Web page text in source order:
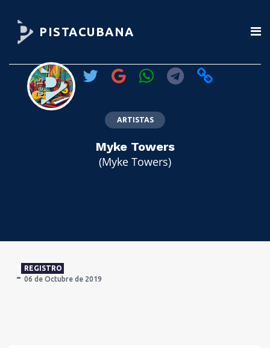
PISTACUBANA
ARTISTAS
Myke Towers
(Myke Towers)
REGISTRO
06 de Octubre de 2019